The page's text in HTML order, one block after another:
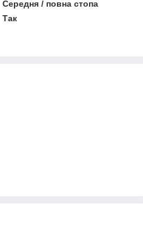
Середня / повна стопа
Так